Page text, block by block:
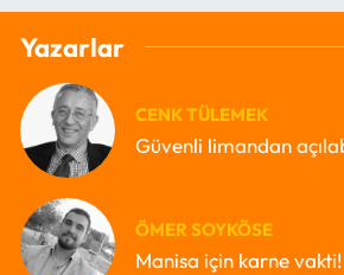
Yazarlar
CENK TÜLEMEK
Güvenli limandan
ÖMER SOYKÖSE
Manisa için karne vakti!